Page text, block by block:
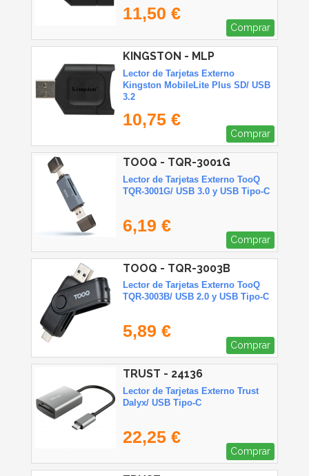
11,50 €
Comprar
KINGSTON - MLP
Lector de Tarjetas Externo
Kingston MobileLite Plus SD/ USB
3.2
10,75 €
Comprar
TOOQ - TQR-3001G
Lector de Tarjetas Externo TooQ
TQR-3001G/ USB 3.0 y USB Tipo-C
6,19 €
Comprar
TOOQ - TQR-3003B
Lector de Tarjetas Externo TooQ
TQR-3003B/ USB 2.0 y USB Tipo-C
5,89 €
Comprar
TRUST - 24136
Lector de Tarjetas Externo Trust
Dalyx/ USB Tipo-C
22,25 €
Comprar